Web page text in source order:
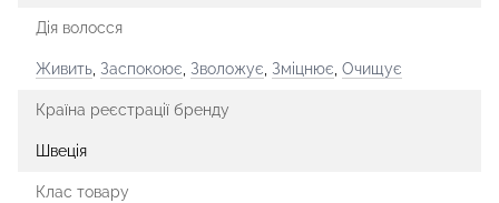
Дія волосся
Живить Заспокоює Зволожує Зміцнює Очищує
Країна реєстрації бренду
Швеція
Клас товару